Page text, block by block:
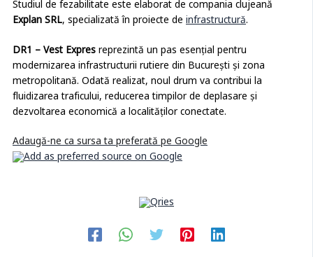
Studiul de fezabilitate este elaborat de compania clujeană
Explan SRL, specializată în proiecte de infrastructură.
DR1 – Vest Expres reprezintă un pas esențial pentru
modernizarea infrastructurii rutiere din București și zona
metropolitană. Odată realizat, noul drum va contribui la
fluidizarea traficului, reducerea timpilor de deplasare și
dezvoltarea economică a localităților conectate.
Adaugă-ne ca sursa ta preferată pe Google